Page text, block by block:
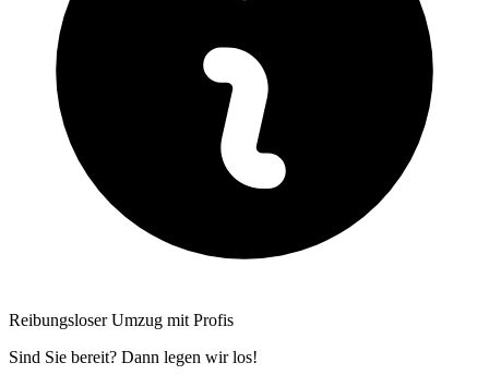
Reibungsloser Umzug mit Profis
Sind Sie bereit? Dann legen wir los!